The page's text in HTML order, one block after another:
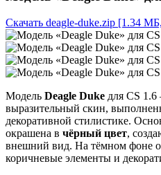
Скачать deagle-duke.zip [1.34 МБ,
Модель Deagle Duke для CS
выразительный скин,
декоративной стилистике.
окрашена в чёрный цвет,
внешний вид. На тёмном фоне
коричневые элементы и